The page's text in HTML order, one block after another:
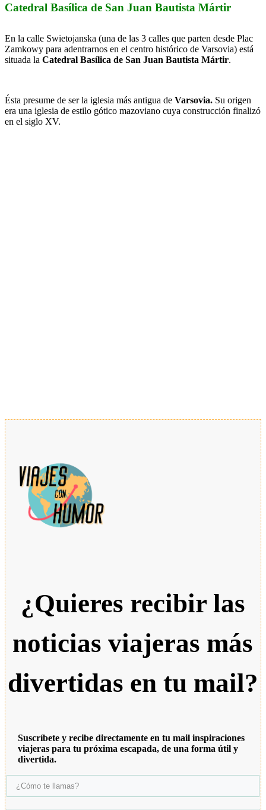
Catedral Basílica de San Juan Bautista Mártir
En la calle Swietojanska (una de las 3 calles que parten desde Plac
Zamkowy para adentrarnos en el centro histórico de Varsovia) está
situada la Catedral Basílica de San Juan Bautista Mártir.
Ésta presume de ser la iglesia más antigua de Varsovia. Su origen
era una iglesia de estilo gótico mazoviano cuya construcción finalizó
en el siglo XV.
¿Quieres recibir las
noticias viajeras más
divertidas en tu mail?
Suscríbete y recibe directamente en tu mail inspiraciones
viajeras para tu próxima escapada, de una forma útil y
divertida.